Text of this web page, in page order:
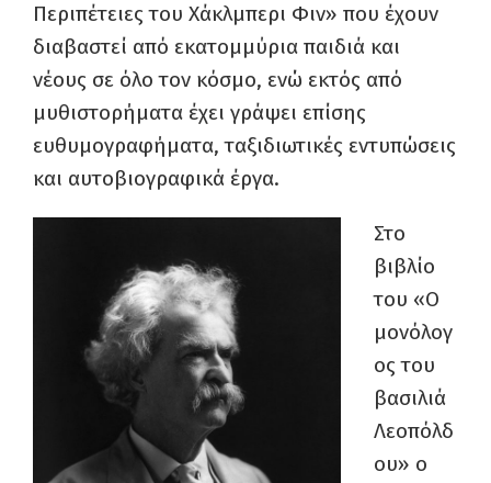
Περιπέτειες του Χάκλμπερι Φιν» που έχουν
διαβαστεί από εκατομμύρια παιδιά και
νέους σε όλο τον κόσμο, ενώ εκτός από
μυθιστορήματα έχει γράψει επίσης
ευθυμογραφήματα, ταξιδιωτικές εντυπώσεις
και αυτοβιογραφικά έργα.
Στο
βιβλίο
του «Ο
μονόλογ
ος του
βασιλιά
Λεοπόλδ
ου» ο